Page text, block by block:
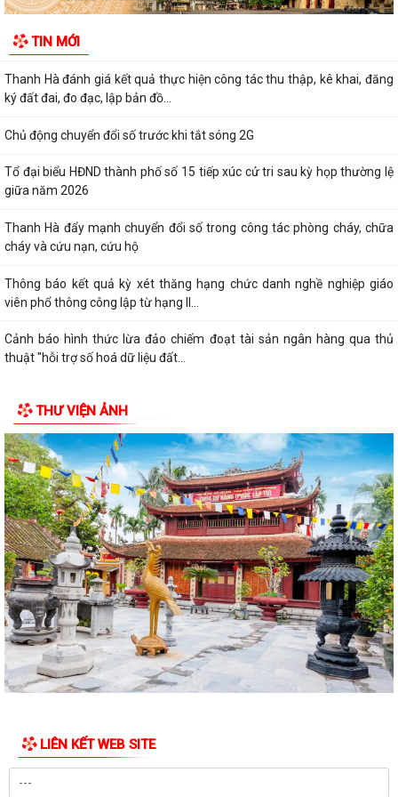
TIN MỚI
viên phổ thông công lập từ hạng II...
Cảnh báo hình thức lừa đảo chiếm đoạt tài sản ngân hàng qua thủ
thuật "hỗi trợ số hoá dữ liệu đất...
Hải Phòng giảm thời gian giải quyết từ 50% trở lên hơn 1.900 thủ tục
Lịch làm việc của Thường trực HĐND xã và Lãnh đạo UBND xã từ ngày
Danh mục thủ tục hành chính thực hiện tại Trung tâm phục vụ hành
Thông báo kết quả Kỳ họp thứ 3 (Kỳ họp thường lệ giữa năm 2026)
Chương trình tặng hàng viện trợ cho phụ nữ xã Thanh Hà.
2026-2031
Đảng ủy xã Thanh Hà trao Huy hiệu 60 năm tuổi Đảng cho đảng viên
Mạc Đình Tường
Khai mạc Lớp bồi dưỡng nghiệp vụ công tác Hội Chữ thập đỏ cho cán
bộ Hội cơ sở
Quy định mới về 19 điều đảng viên không được làm
Thông qua chính sách hỗ trợ người hoạt động không chuyên trách tại
thôn, tổ dân phố nghỉ...
Công an xã Thanh Hà xử phạt vi phạm hành chính 110 triệu đồng đối
với 7 cơ sở kinh doanh có điều...
Ban đại diện Hội đồng quản trị Ngân hàng Chính sách xã hội xã Thanh
Hà họp phiên thường kỳ Quý II...
THƯ VIỆN ẢNH
LIÊN KẾT WEB SITE